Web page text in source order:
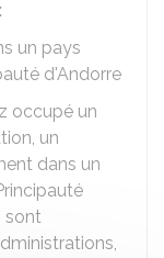
un pays
d'Andorre
occupé un
un
dans un
sont